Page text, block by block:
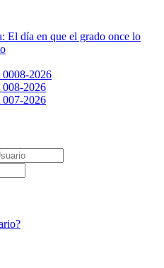
El día en que el grado once lo
2026
2026
2026